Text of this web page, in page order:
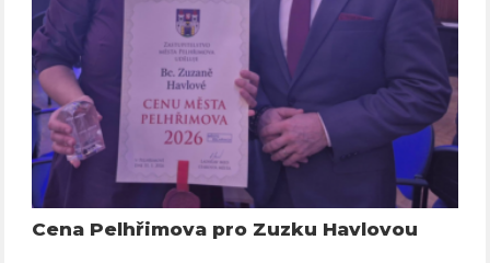
Cena Pelhřimova pro Zuzku Havlovou